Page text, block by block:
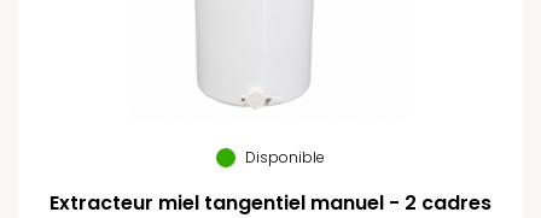
Disponible
Extracteur miel tangentiel manuel - 2 cadres